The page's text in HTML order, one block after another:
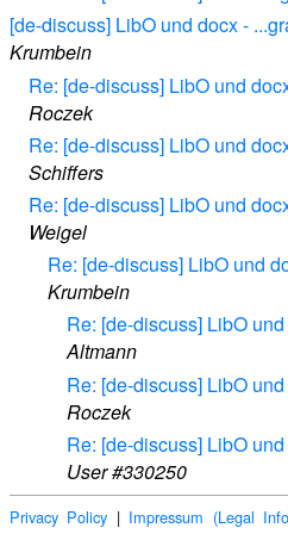
[de-discuss] LibO und docx -
Krumbein
Re: [de-discuss] LibO und
Roczek
Re: [de-discuss] LibO und
Schiffers
Re: [de-discuss] LibO und
Weigel
Re: [de-discuss] LibO und
Krumbein
Re: [de-discuss] LibO
Altmann
Re: [de-discuss] LibO
Roczek
Re: [de-discuss] LibO
User #330250
Privacy Policy | Impressum (Legal